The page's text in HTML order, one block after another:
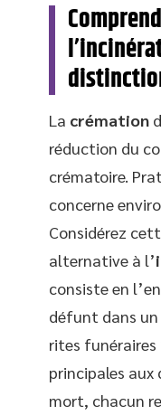
La crémation
réduction du
crématoire.
concerne
Considérez
alternative à l’
consiste en
défunt dans un
rites funéraires
principales aux
mort, chacun